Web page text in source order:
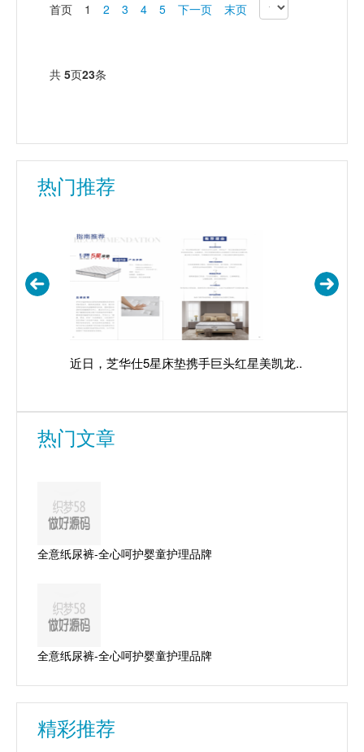
首页 1 2 3 4 5 下一页 末页
共 5页23条
热门推荐
近日，芝华仕5星床垫携手巨头红星美凯龙...
热门文章
全意纸尿裤-全心呵护婴童护理品牌
全意纸尿裤-全心呵护婴童护理品牌
精彩推荐